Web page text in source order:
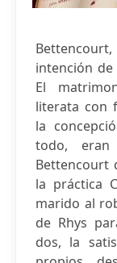
intención
El
literata con
la
todo,
Bettencourt
la práctica
marido al
de Rhys
dos, la